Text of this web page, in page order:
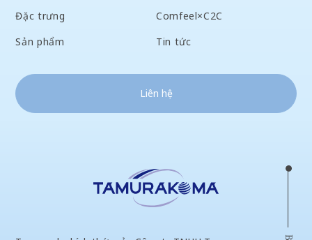
Đặc trưng
Comfeel×C2C
Sản phẩm
Tin tức
Liên hệ